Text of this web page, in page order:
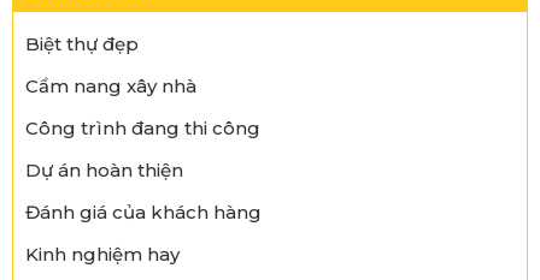
Biệt thự đẹp
Cẩm nang xây nhà
Công trình đang thi công
Dự án hoàn thiện
Đánh giá của khách hàng
Kinh nghiệm hay